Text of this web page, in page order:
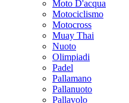
Moto D'acqua
Motociclismo
Motocross
Muay Thai
Nuoto
Olimpiadi
Padel
Pallamano
Pallanuoto
Pallavolo